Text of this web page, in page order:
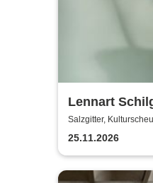
Lennart
Salzgitter,
25.11.2026